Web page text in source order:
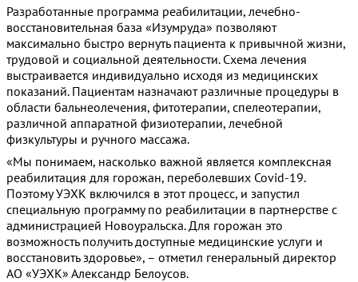
Разработанные программа реабилитации, лечебно-
восстановительная база «Изумруда» позволяют
максимально быстро вернуть пациента к привычной жизни,
трудовой и социальной деятельности. Схема лечения
выстраивается индивидуально исходя из медицинских
показаний. Пациентам назначают различные процедуры в
области бальнеолечения, фитотерапии, спелеотерапии,
различной аппаратной физиотерапии, лечебной
физкультуры и ручного массажа.
«Мы понимаем, насколько важной является комплексная
реабилитация для горожан, переболевших Covid-19.
Поэтому УЭХК включился в этот процесс, и запустил
специальную программу по реабилитации в партнерстве с
администрацией Новоуральска. Для горожан это
возможность получить доступные медицинские услуги и
восстановить здоровье», – отметил генеральный директор
АО «УЭХК» Александр Белоусов.